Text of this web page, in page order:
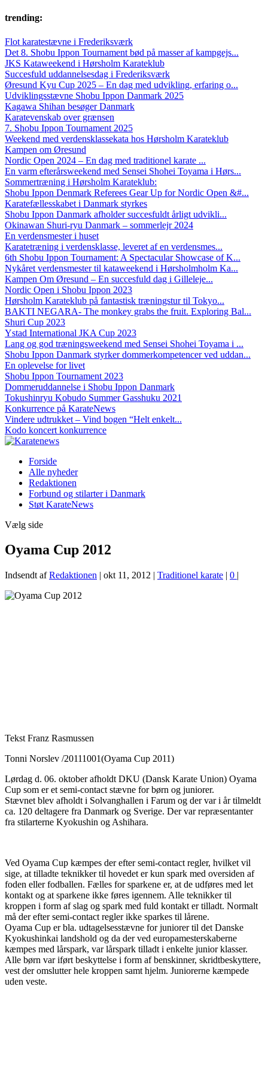
trending:
Flot karatestævne i Frederiksværk
Det 8. Shobu Ippon Tournament bød på masser af kampgejs...
JKS Kataweekend i Hørsholm Karateklub
Succesfuld uddannelsesdag i Frederiksværk
Øresund Kyu Cup 2025 – En dag med udvikling, erfaring o...
Udviklingsstævne Shobu Ippon Danmark 2025
Kagawa Shihan besøger Danmark
Karatevenskab over grænsen
7. Shobu Ippon Tournament 2025
Weekend med verdensklassekata hos Hørsholm Karateklub
Kampen om Øresund
Nordic Open 2024 – En dag med traditionel karate ...
En varm efterårsweekend med Sensei Shohei Toyama i Hørs...
Sommertræning i Hørsholm Karateklub:
Shobu Ippon Denmark Referees Gear Up for Nordic Open &#...
Karatefællesskabet i Danmark styrkes
Shobu Ippon Danmark afholder succesfuldt årligt udvikli...
Okinawan Shuri-ryu Danmark – sommerlejr 2024
En verdensmester i huset
Karatetræning i verdensklasse, leveret af en verdensmes...
6th Shobu Ippon Tournament: A Spectacular Showcase of K...
Nykåret verdensmester til kataweekend i Hørsholmholm Ka...
Kampen Om Øresund – En succesfuld dag i Gilleleje...
Nordic Open i Shobu Ippon 2023
Hørsholm Karateklub på fantastisk træningstur til Tokyo...
BAKTI NEGARA- The monkey grabs the fruit. Exploring Bal...
Shuri Cup 2023
Ystad International JKA Cup 2023
Lang og god træningsweekend med Sensei Shohei Toyama i ...
Shobu Ippon Danmark styrker dommerkompetencer ved uddan...
En oplevelse for livet
Shobu Ippon Tournament 2023
Dommeruddannelse i Shobu Ippon Danmark
Tokushinryu Kobudo Summer Gasshuku 2021
Konkurrence på KarateNews
Vindere udtrukket – Vind bogen “Helt enkelt...
Kodo koncert konkurrence
Forside
Alle nyheder
Redaktionen
Forbund og stilarter i Danmark
Støt KarateNews
Vælg side
Oyama Cup 2012
Indsendt afRedaktionen | okt 11, 2012 | Traditionel karate | 0 |
Tekst Franz Rasmussen
Tonni Norslev /20111001(Oyama Cup 2011)
Lørdag d. 06. oktober afholdt DKU (Dansk Karate Union) Oyama
Cup som er et semi-contact stævne for børn og juniorer.
Stævnet blev afholdt i Solvanghallen i Farum og der var i år tilmeldt
ca. 120 deltagere fra Danmark og Sverige. Der var repræsentanter
fra stilarterne Kyokushin og Ashihara.
Ved Oyama Cup kæmpes der efter semi-contact regler, hvilket vil
sige, at tilladte teknikker til hovedet er kun spark med oversiden af
foden eller fodballen. Fælles for sparkene er, at de udføres med let
kontakt og at sparkene ikke føres igennem. Alle teknikker til
kroppen i form af slag og spark med fuld kontakt er tilladt. Normalt
må der efter semi-contact regler ikke sparkes til lårene.
Oyama Cup er bla. udtagelsesstævne for juniorer til det Danske
Kyokushinkai landshold og da der ved europamesterskaberne
kæmpes med lårspark, var lårspark tilladt i enkelte junior klasser.
Alle børn var iført beskyttelse i form af benskinner, skridtbeskyttere,
vest der omslutter hele kroppen samt hjelm. Juniorerne kæmpede
uden veste.